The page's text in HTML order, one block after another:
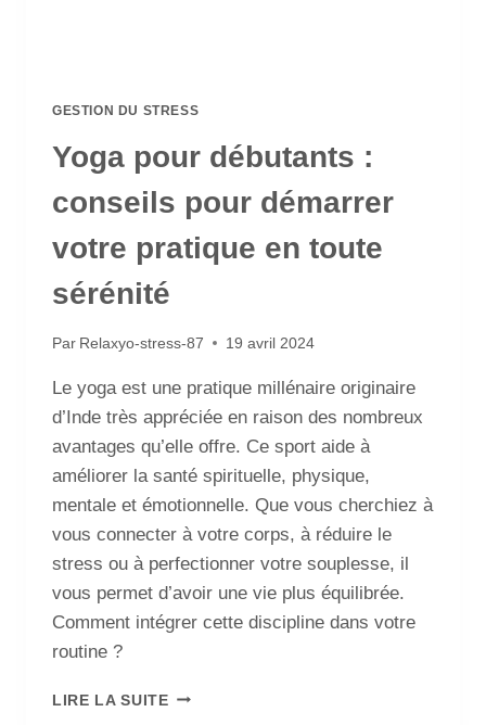
GESTION DU STRESS
Yoga pour débutants :
conseils pour démarrer
votre pratique en toute
sérénité
Par Relaxyo-stress-87 19 avril 2024
Le yoga est une pratique millénaire originaire
d’Inde très appréciée en raison des nombreux
avantages qu’elle offre. Ce sport aide à
améliorer la santé spirituelle, physique,
mentale et émotionnelle. Que vous cherchiez à
vous connecter à votre corps, à réduire le
stress ou à perfectionner votre souplesse, il
vous permet d’avoir une vie plus équilibrée.
Comment intégrer cette discipline dans votre
routine ?
LIRE LA SUITE